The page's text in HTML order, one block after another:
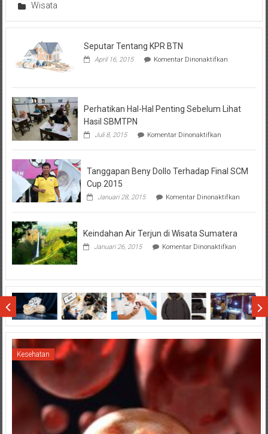
Wisata
Seputar Tentang KPR BTN
April 16, 2015 Komentar Dinonaktifkanpada
Perhatikan Hal-Hal Penting Sebelum Lihat
Hasil SBMTPN
Juli 8, 2015 Komentar Dinonaktifkan
Hal-
Penting
Hasil
Tanggapan Beny Dollo Terhadap Final SCM
Cup 2015
Januari 28, 2015 Komentar Dinonaktifkan
Beny
Keindahan Air Terjun di Wisata Sumatera
Januari 26, 2015 Komentar Dinonaktifkan
di
Wisata
Sumatera
Kesehatan